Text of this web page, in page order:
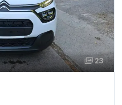
23